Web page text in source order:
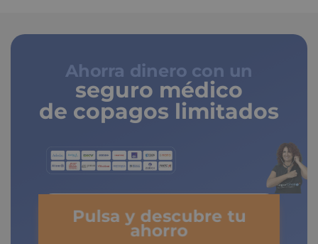
Ahorra dinero con un
seguro médico
de copagos limitados
Pulsa y descubre tu
ahorro